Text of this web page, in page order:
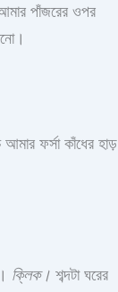
পাঁজরের ওপর
ফর্সা কাঁধের হাড়
ক্লিক। শব্দটা ঘরের